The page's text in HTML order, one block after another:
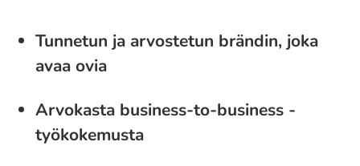
Tunnetun ja arvostetun brändin, joka
avaa ovia
Arvokasta business-to-business -
työkokemusta